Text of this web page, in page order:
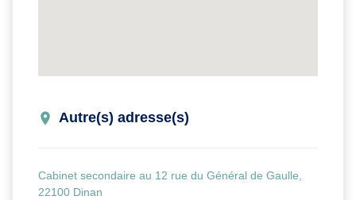
Autre(s) adresse(s)
Cabinet secondaire au 12 rue du Général de Gaulle,
22100 Dinan